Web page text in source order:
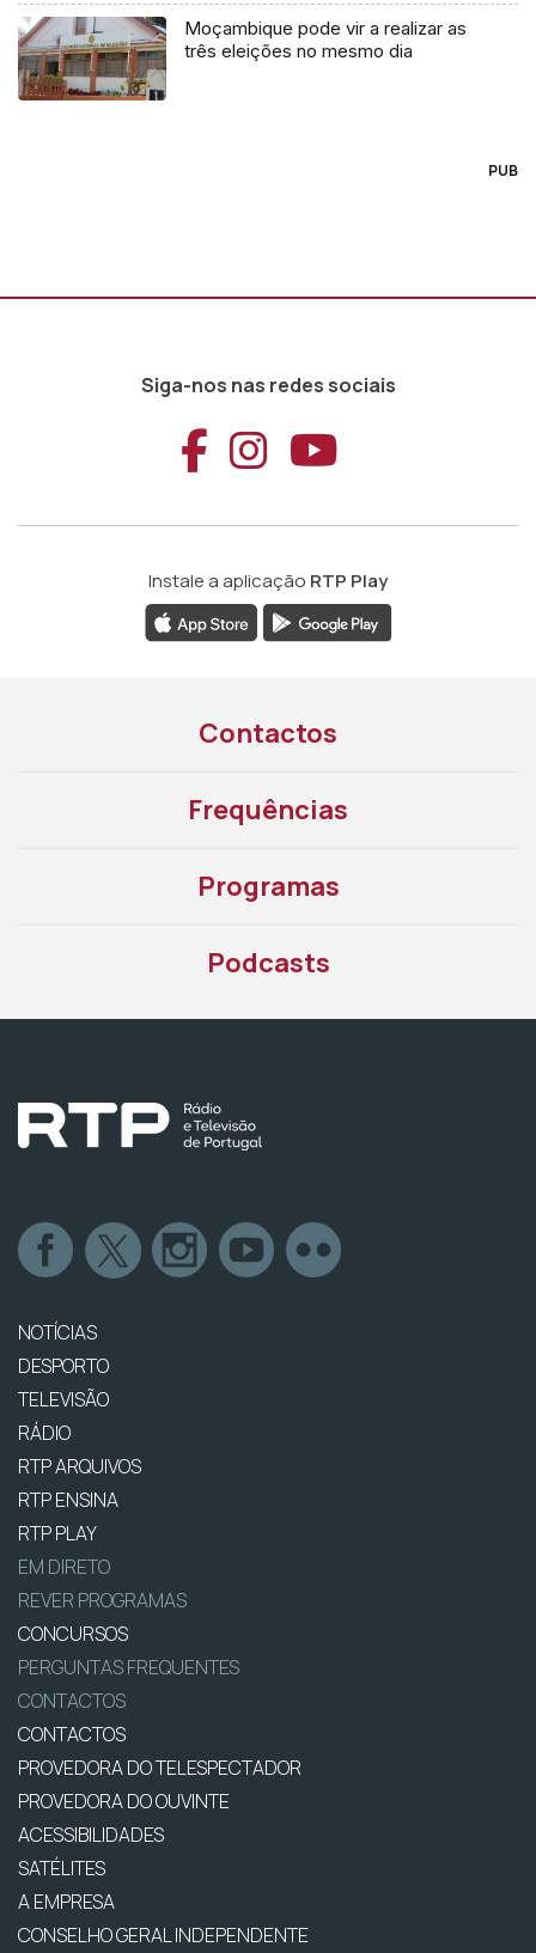
Moçambique pode vir a realizar as
três eleições no mesmo dia
PUB
Siga-nos nas redes sociais
Aceder ao
Aceder ao
Aceder
Instale a aplicação RTP Play
Contactos
Frequências
Programas
Podcasts
NOTÍCIAS
DESPORTO
TELEVISÃO
RÁDIO
RTP ARQUIVOS
RTP ENSINA
RTP PLAY
EM DIRETO
REVER PROGRAMAS
CONCURSOS
PERGUNTAS FREQUENTES
CONTACTOS
CONTACTOS
PROVEDORA DO TELESPECTADOR
PROVEDORA DO OUVINTE
ACESSIBILIDADES
SATÉLITES
A EMPRESA
CONSELHO GERAL INDEPENDENTE